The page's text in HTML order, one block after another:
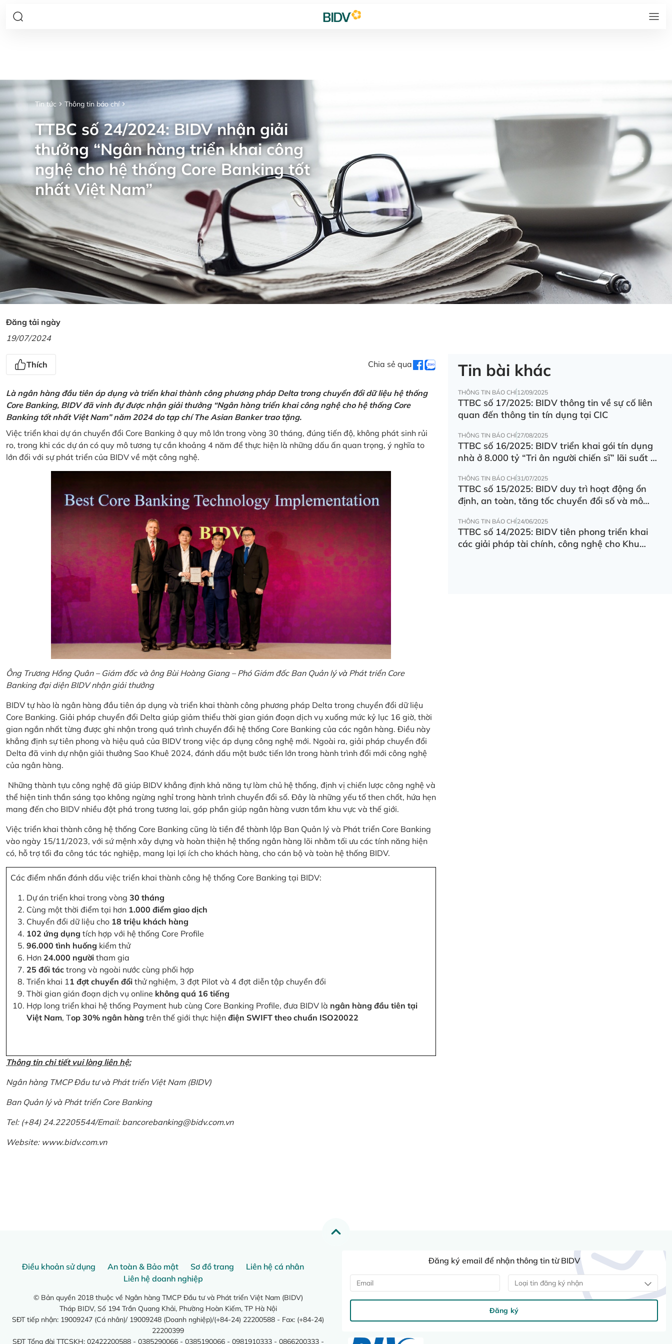
Tin tức Thông tin báo chí
TTBC số 24/2024: BIDV nhận giải
thưởng “Ngân hàng triển khai công
nghệ cho hệ thống Core Banking tốt
nhất Việt Nam”
Đăng tải ngày
19/07/2024
Thích Chia sẻ qua
Là ngân hàng đầu tiên áp dụng và triển khai thành công phương pháp Delta trong chuyển đổi dữ liệu hệ thống
Core Banking, BIDV đã vinh đự được nhận giải thưởng “Ngân hàng triển khai công nghệ cho hệ thống Core
Banking tốt nhất Việt Nam” năm 2024 do tạp chí The Asian Banker trao tặng.
Việc triển khai dự án chuyển đổi Core Banking ở quy mô lớn trong vòng 30 tháng, đúng tiến độ, không phát sinh rủi
ro, trong khi các dự án có quy mô tương tự cần khoảng 4 năm để thực hiện là những dấu ấn quan trọng, ý nghĩa to
lớn đối với sự phát triển của BIDV về mặt công nghệ.
Ông Trương Hồng Quân – Giám đốc và ông Bùi Hoàng Giang – Phó Giám đốc Ban Quản lý và Phát triển Core
Banking đại diện BIDV nhận giải thưởng
BIDV tự hào là ngân hàng đầu tiên áp dụng và triển khai thành công phương pháp Delta trong chuyển đổi dữ liệu
Core Banking. Giải pháp chuyển đổi Delta giúp giảm thiểu thời gian gián đoạn dịch vụ xuống mức kỷ lục 16 giờ, thời
gian ngắn nhất từng được ghi nhận trong quá trình chuyển đổi hệ thống Core Banking của các ngân hàng. Điều này
khẳng định sự tiên phong và hiệu quả của BIDV trong việc áp dụng công nghệ mới. Ngoài ra, giải pháp chuyển đổi
Delta đã vinh dự nhận giải thưởng Sao Khuê 2024, đánh dấu một bước tiến lớn trong hành trình đổi mới công nghệ
của ngân hàng.
Những thành tựu công nghệ đã giúp BIDV khẳng định khả năng tự làm chủ hệ thống, định vị chiến lược công nghệ và
thể hiện tinh thần sáng tạo không ngừng nghỉ trong hành trình chuyển đổi số. Đây là những yếu tố then chốt, hứa hẹn
mang đến cho BIDV nhiều đột phá trong tương lai, góp phần giúp ngân hàng vươn tầm khu vực và thế giới.
Việc triển khai thành công hệ thống Core Banking cũng là tiền đề thành lập Ban Quản lý và Phát triển Core Banking
vào ngày 15/11/2023, với sứ mệnh xây dựng và hoàn thiện hệ thống ngân hàng lõi nhằm tối ưu các tính năng hiện
có, hỗ trợ tối đa công tác tác nghiệp, mang lại lợi ích cho khách hàng, cho cán bộ và toàn hệ thống BIDV.
Các điểm nhấn đánh dấu việc triển khai thành công hệ thống Core Banking tại BIDV:
Dự án triển khai trong vòng 30 tháng
Cùng một thời điểm tại hơn 1.000 điểm giao dịch
Chuyển đổi dữ liệu cho 18 triệu khách hàng
102 ứng dụng tích hợp với hệ thống Core Profile
96.000 tình huống kiểm thử
Hơn 24.000 người tham gia
25 đối tác trong và ngoài nước cùng phối hợp
Triển khai 11 đợt chuyển đổi thử nghiệm, 3 đợt Pilot và 4 đợt diễn tập chuyển đổi
Thời gian gián đoạn dịch vụ online không quá 16 tiếng
Hợp long triển khai hệ thống Payment hub cùng Core Banking Profile, đưa BIDV là ngân hàng đầu tiên tại
Việt Nam, Top 30% ngân hàng trên thế giới thực hiện điện SWIFT theo chuẩn ISO20022
Thông tin chi tiết vui lòng liên hệ:
Ngân hàng TMCP Đầu tư và Phát triển Việt Nam (BIDV)
Ban Quản lý và Phát triển Core Banking
Tel: (+84) 24.22205544/Email: bancorebanking@bidv.com.vn
Website: www.bidv.com.vn
Tin bài khác
THÔNG TIN BÁO CHÍ12/09/2025
TTBC số 17/2025: BIDV thông tin về sự cố liên
quan đến thông tin tín dụng tại CIC
THÔNG TIN BÁO CHÍ27/08/2025
TTBC số 16/2025: BIDV triển khai gói tín dụng
nhà ở 8.000 tỷ “Tri ân người chiến sĩ” lãi suất ưu
THÔNG TIN BÁO CHÍ31/07/2025
TTBC số 15/2025: BIDV duy trì hoạt động ổn
định, an toàn, tăng tốc chuyển đổi số và mô
THÔNG TIN BÁO CHÍ24/06/2025
TTBC số 14/2025: BIDV tiên phong triển khai
các giải pháp tài chính, công nghệ cho Khu
Điều khoản sử dụng An toàn & Bảo mật Sơ đồ trang
Liên hệ cá nhân
Liên hệ doanh nghiệp
© Bản quyền 2018 thuộc về Ngân hàng TMCP Đầu tư và Phát triển Việt Nam (BIDV)
Tháp BIDV, Số 194 Trần Quang Khải, Phường Hoàn Kiếm, TP Hà Nội
SĐT tiếp nhận: 19009247 (Cá nhân)/ 19009248 (Doanh nghiệp)/(+84-24) 22200588 - Fax: (+84-24)
22200399
SĐT Tổng đài TTCSKH: 02422200588 - 0385290066 - 0385190066 - 0981910333 - 0866200333 -
Đăng ký email để nhận thông tin từ BIDV
Loại tin đăng ký nhận
Đăng ký